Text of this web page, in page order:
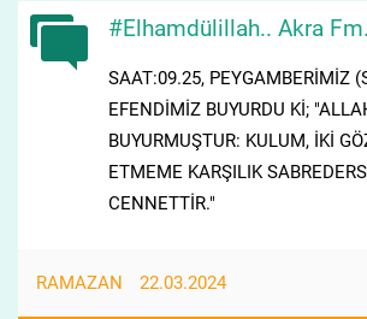
#Elhamdülillah.. Akra
SAAT:09.25, PEYGAMBERİMİZ
EFENDİMİZ BUYURDU Kİ;
BUYURMUŞTUR: KULUM, İKİ
ETMEME KARŞILIK
CENNETTİR."
RAMAZAN 22.03.2024